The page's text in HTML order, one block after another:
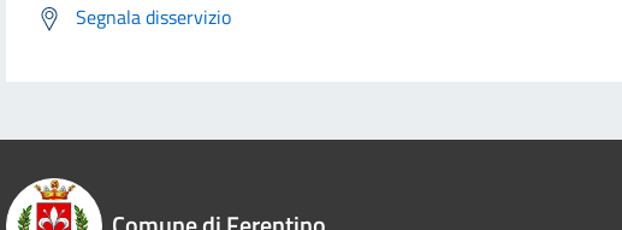
Segnala disservizio